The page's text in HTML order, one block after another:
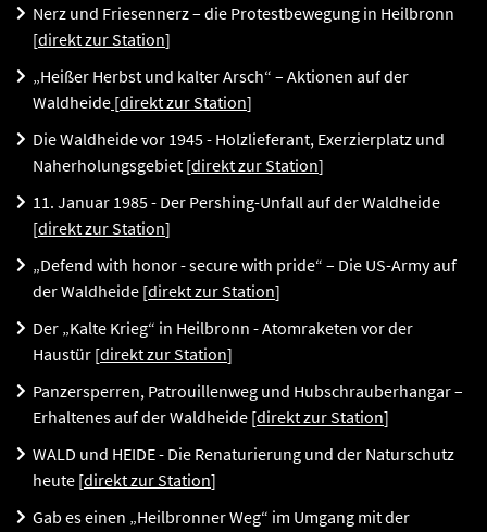
Nerz und Friesennerz – die Protestbewegung in Heilbronn
[direkt zur Station]
„Heißer Herbst und kalter Arsch“ – Aktionen auf der
Waldheide [direkt zur Station]
Die Waldheide vor 1945 - Holzlieferant, Exerzierplatz und
Naherholungsgebiet [direkt zur Station]
11. Januar 1985 - Der Pershing-Unfall auf der Waldheide
[direkt zur Station]
„Defend with honor - secure with pride“ – Die US-Army auf
der Waldheide [direkt zur Station]
Der „Kalte Krieg“ in Heilbronn - Atomraketen vor der
Haustür [direkt zur Station]
Panzersperren, Patrouillenweg und Hubschrauberhangar –
Erhaltenes auf der Waldheide [direkt zur Station]
WALD und HEIDE - Die Renaturierung und der Naturschutz
heute [direkt zur Station]
Gab es einen „Heilbronner Weg“ im Umgang mit der